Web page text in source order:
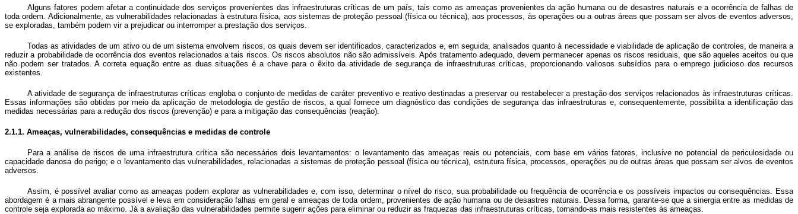
Alguns fatores podem afetar a continuidade dos serviços provenientes das infraestruturas críticas de um país, tais como as ameaças provenientes da ação humana ou de desastres naturais e a ocorrência de falhas de
toda ordem. Adicionalmente, as vulnerabilidades relacionadas à estrutura física, aos sistemas de proteção pessoal (física ou técnica), aos processos, às operações ou a outras áreas que possam ser alvos de eventos adversos,
se exploradas, também podem vir a prejudicar ou interromper a prestação dos serviços.
Todas as atividades de um ativo ou de um sistema envolvem riscos, os quais devem ser identificados, caracterizados e, em seguida, analisados quanto à necessidade e viabilidade de aplicação de controles, de maneira a
reduzir a probabilidade de ocorrência dos eventos relacionados a tais riscos. Os riscos absolutos não são admissíveis. Após tratamento adequado, devem permanecer apenas os riscos residuais, que são aqueles aceitos ou que
não podem ser tratados. A correta equação entre as duas situações é a chave para o êxito da atividade de segurança de infraestruturas críticas, proporcionando valiosos subsídios para o emprego judicioso dos recursos
existentes.
A atividade de segurança de infraestruturas críticas engloba o conjunto de medidas de caráter preventivo e reativo destinadas a preservar ou restabelecer a prestação dos serviços relacionados às infraestruturas críticas.
Essas informações são obtidas por meio da aplicação de metodologia de gestão de riscos, a qual fornece um diagnóstico das condições de segurança das infraestruturas e, consequentemente, possibilita a identificação das
medidas necessárias para a redução dos riscos (prevenção) e para a mitigação das consequências (reação).
2.1.1. Ameaças, vulnerabilidades, consequências e medidas de controle
Para a análise de riscos de uma infraestrutura crítica são necessários dois levantamentos: o levantamento das ameaças reais ou potenciais, com base em vários fatores, inclusive no potencial de periculosidade ou
capacidade danosa do perigo; e o levantamento das vulnerabilidades, relacionadas a sistemas de proteção pessoal (física ou técnica), estrutura física, processos, operações ou de outras áreas que possam ser alvos de eventos
adversos.
Assim, é possível avaliar como as ameaças podem explorar as vulnerabilidades e, com isso, determinar o nível do risco, sua probabilidade ou frequência de ocorrência e os possíveis impactos ou consequências. Essa
abordagem é a mais abrangente possível e leva em consideração falhas em geral e ameaças de toda ordem, provenientes de ação humana ou de desastres naturais. Dessa forma, garante-se que a sinergia entre as medidas de
controle seja explorada ao máximo. Já a avaliação das vulnerabilidades permite sugerir ações para eliminar ou reduzir as fraquezas das infraestruturas críticas, tornando-as mais resistentes às ameaças.